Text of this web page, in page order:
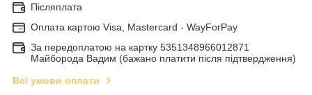
Післяплата
Оплата картою Visa, Mastercard - WayForPay
За передоплатою на картку 5351348966012871
Майборода Вадим (бажано платити після підтвердження)
Всі умови оплати